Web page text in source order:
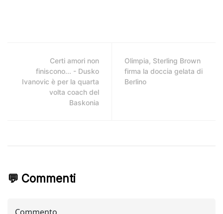
Certi amori non
finiscono... - Dusko
Ivanovic è per la quarta
volta coach del
Baskonia
Olimpia, Sterling Brown
firma la doccia gelata di
Berlino
💬 Commenti